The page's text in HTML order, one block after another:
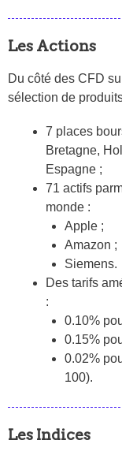
Les Actions
Du côté des CFD
sélection de
7 places
Bretagne,
Espagne ;
71 actifs
monde :
Apple ;
Amazon ;
Siemens.
Des tarifs
:
0.10%
0.15%
0.02%
100).
Les Indices